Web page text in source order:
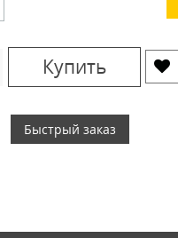
Купить
Быстрый заказ